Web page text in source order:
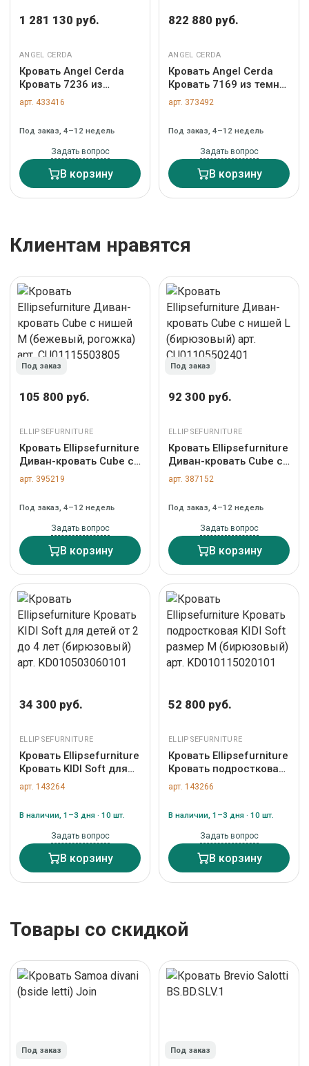
1 281 130 руб.
ANGEL CERDA
Кровать Angel Cerda
Кровать 7236 из
экокожи песочного
цвета для матраса 180
арт. 433416
Под заказ, 4–12 недель
Задать вопрос
В корзину
822 880 руб.
ANGEL CERDA
Кровать Angel Cerda
Кровать 7169 из темно-
серой экокожи для
матраса 150×200 арт.
арт. 373492
Под заказ, 4–12 недель
Задать вопрос
В корзину
Клиентам нравятся
Под заказ
105 800 руб.
ELLIPSEFURNITURE
Кровать Ellipsefurniture
Диван-кровать Cube c
нишей M (бежевый,
рогожка) арт.
арт. 395219
Под заказ, 4–12 недель
Задать вопрос
В корзину
Под заказ
92 300 руб.
ELLIPSEFURNITURE
Кровать Ellipsefurniture
Диван-кровать Cube c
нишей L (бирюзовый)
арт. CU01105502401
арт. 387152
Под заказ, 4–12 недель
Задать вопрос
В корзину
34 300 руб.
ELLIPSEFURNITURE
Кровать Ellipsefurniture
Кровать KIDI Soft для
детей от 2 до 4 лет
(бирюзовый) арт.
арт. 143264
В наличии, 1–3 дня · 10 шт.
Задать вопрос
В корзину
52 800 руб.
ELLIPSEFURNITURE
Кровать Ellipsefurniture
Кровать подростковая
KIDI Soft размер М
(бирюзовый) арт.
арт. 143266
В наличии, 1–3 дня · 10 шт.
Задать вопрос
В корзину
Товары со скидкой
Под заказ Под заказ